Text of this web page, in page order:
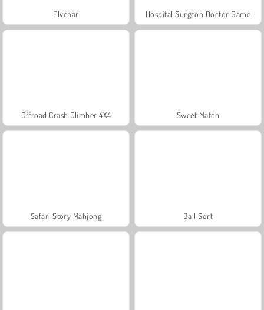
Elvenar Hospital Surgeon Doctor Game
Offroad Crash Climber 4X4 Sweet Match
Safari Story Mahjong Ball Sort